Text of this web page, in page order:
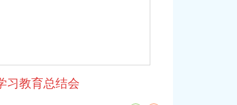
习教育总结会